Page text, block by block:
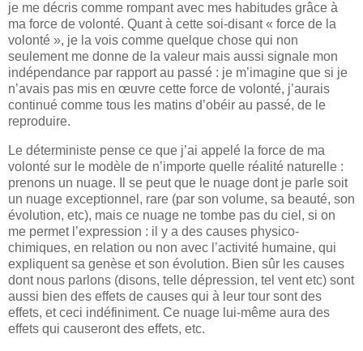
je me décris comme rompant avec mes habitudes grâce à
ma force de volonté. Quant à cette soi-disant « force de la
volonté », je la vois comme quelque chose qui non
seulement me donne de la valeur mais aussi signale mon
indépendance par rapport au passé : je m’imagine que si je
n’avais pas mis en œuvre cette force de volonté, j’aurais
continué comme tous les matins d’obéir au passé, de le
reproduire.
Le déterministe pense ce que j’ai appelé la force de ma
volonté sur le modèle de n’importe quelle réalité naturelle :
prenons un nuage. Il se peut que le nuage dont je parle soit
un nuage exceptionnel, rare (par son volume, sa beauté, son
évolution, etc), mais ce nuage ne tombe pas du ciel, si on
me permet l’expression : il y a des causes physico-
chimiques, en relation ou non avec l’activité humaine, qui
expliquent sa genèse et son évolution. Bien sûr les causes
dont nous parlons (disons, telle dépression, tel vent etc) sont
aussi bien des effets de causes qui à leur tour sont des
effets, et ceci indéfiniment. Ce nuage lui-même aura des
effets qui causeront des effets, etc.